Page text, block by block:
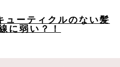
ューティクルのない髪
に弱い？！